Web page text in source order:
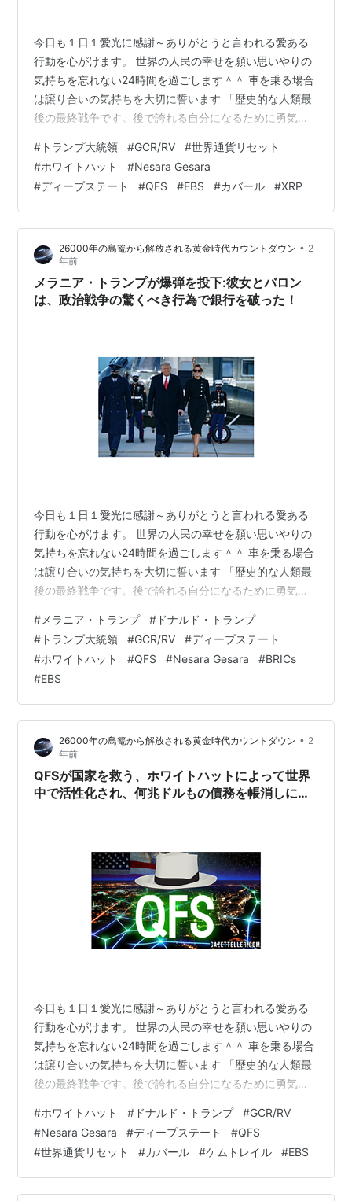
今日も１日１愛光に感謝～ありがとうと言われる愛ある
行動を心がけます。 世界の人民の幸せを願い思いやりの
気持ちを忘れない24時間を過ごします＾＾ 車を乗る場合
は譲り合いの気持ちを大切に誓います 「歴史的な人類最
後の最終戦争です。後で誇れる自分になるために勇気を
地球人の覚醒によって黄金時代は早くも遅くもなりま
す。 グラウンディングの方法 オーラの癒し 脊椎の浄化
方法 紫の炎を人生に活かすための9つのステップ ハイア
ーセルフと繋がるワーク１章～４章 マスクの危険性 地域
社会のリーダーの皆様へ 金融リセット時、民衆の安全と
健康維持のための計画 こちら…
# トランプ大統領 #GCR/RV #世界通貨リセット
#ホワイトハット #Nesara Gesara
#ディープステート #QFS #EBS #カバール #XRP
26000年の鳥篭から解放される黄金時代カウントダウン • 2
年前
メラニア・トランプが爆弾を投下:彼女とバロン
は、政治戦争の驚くべき行為で銀行を破った！
今日も１日１愛光に感謝～ありがとうと言われる愛ある
行動を心がけます。 世界の人民の幸せを願い思いやりの
気持ちを忘れない24時間を過ごします＾＾ 車を乗る場合
は譲り合いの気持ちを大切に誓います 「歴史的な人類最
後の最終戦争です。後で誇れる自分になるために勇気を
地球人の覚醒によって黄金時代は早くも遅くもなりま
す。 グラウンディングの方法 オーラの癒し 脊椎の浄化
方法 紫の炎を人生に活かすための9つのステップ ハイア
ーセルフと繋がるワーク１章～４章 マスクの危険性 地域
社会のリーダーの皆様へ 金融リセット時、民衆の安全と
健康維持のための計画 こちら…
# メラニア・トランプ # ドナルド・トランプ
# トランプ大統領 #GCR/RV #ディープステート
#ホワイトハット #QFS #Nesara Gesara #BRICs
#EBS
26000年の鳥篭から解放される黄金時代カウントダウン • 2
年前
QFSが国家を救う、ホワイトハットによって世界
中で活性化され、何兆ドルもの債務を帳消しに
今日も１日１愛光に感謝～ありがとうと言われる愛ある
行動を心がけます。 世界の人民の幸せを願い思いやりの
気持ちを忘れない24時間を過ごします＾＾ 車を乗る場合
は譲り合いの気持ちを大切に誓います 「歴史的な人類最
後の最終戦争です。後で誇れる自分になるために勇気を
地球人の覚醒によって黄金時代は早くも遅くもなりま
す。 グラウンディングの方法 オーラの癒し 脊椎の浄化
方法 紫の炎を人生に活かすための9つのステップ ハイア
ーセルフと繋がるワーク１章～４章 マスクの危険性 地域
社会のリーダーの皆様へ 金融リセット時、民衆の安全と
#ホワイトハット # ドナルド・トランプ #GCR/RV
#Nesara Gesara #ディープステート #QFS
#世界通貨リセット #カバール #ケムトレイル #EBS